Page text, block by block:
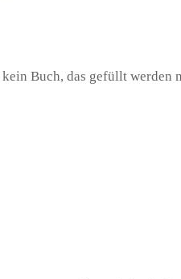
Buch, das gefüllt